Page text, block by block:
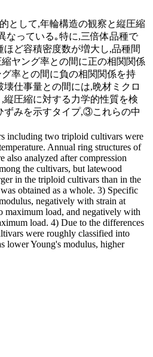
として,年輪構造の観察と縦圧縮
なっている｡特に,三倍体品種で
ど容積密度数が増大し,品種間
ヤング率との間に正の相関関係
率との間に負の相関関係を持
仕事量との間には,晩材ミクロ
圧縮に対する力学的性質を検
ずみを示すタイプ,③これらの中
including two triploid cultivars were
Annual ring structures of
also analyzed after compression
the cultivars, but latewood
in the triploid cultivars than in the
obtained as a whole. 3) Specific
negatively with strain at
load, and negatively with
load. 4) Due to the differences
were roughly classified into
lower Young's modulus, higher